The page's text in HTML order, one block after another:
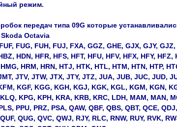
режим.
передач типа 09G которые
Octavia
FUG, FUH, FUJ, FXA, GGZ, GHE, GJX, GJY,
HDN, HFR, HFS, HFT, HFU, HFV, HFX, HFY, HFZ,
HRM, HRN, HTJ, HTK, HTL, HTM, HTN, HTP,
JTV, JTW, JTX, JTY, JTZ, JUA, JUB, JUC, JUD,
KGF, KGG, KGH, KGJ, KGK, KGL, KGM, KGN,
KPG, KPH, KRA, KRB, KRC, LDH, MAM, MAN,
PPU, PRZ, PSA, QAW, QBF, QBS, QBT, QCE,
QUG, QVC, QWJ, RJY, RLC, RNW, RUY, RVK,